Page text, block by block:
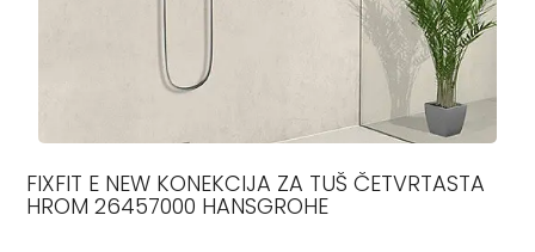
FIXFIT E NEW KONEKCIJA ZA TUŠ ČETVRTASTA
HROM 26457000 HANSGROHE